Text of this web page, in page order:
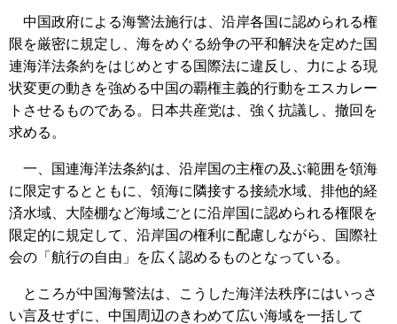
中国政府による海警法施行は、沿岸各国に認められる権
限を厳密に規定し、海をめぐる紛争の平和解決を定めた国
連海洋法条約をはじめとする国際法に違反し、力による現
状変更の動きを強める中国の覇権主義的行動をエスカレー
トさせるものである。日本共産党は、強く抗議し、撤回を
求める。
一、国連海洋法条約は、沿岸国の主権の及ぶ範囲を領海
に限定するとともに、領海に隣接する接続水域、排他的経
済水域、大陸棚など海域ごとに沿岸国に認められる権限を
限定的に規定して、沿岸国の権利に配慮しながら、国際社
会の「航行の自由」を広く認めるものとなっている。
ところが中国海警法は、こうした海洋法秩序にはいっさ
い言及せずに、中国周辺のきわめて広い海域を一括して